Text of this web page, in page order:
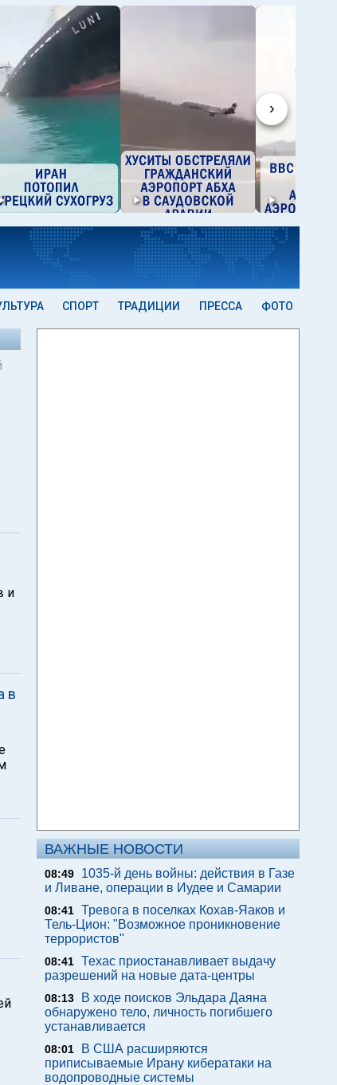
›
СПОРТ ТРАДИЦИИ ПРЕССА ФОТО
и
в
ВАЖНЫЕ НОВОСТИ
08:49
1035-й день войны: действия в Газе
и Ливане, операции в Иудее и Самарии
08:41 Тревога в поселках Кохав-Яаков и
Тель-Цион: "Возможное проникновение
террористов"
08:41 Техас приостанавливает выдачу
разрешений на новые дата-центры
08:13
В ходе поисков Эльдара Даяна
обнаружено тело, личность погибшего
устанавливается
08:01
В США расширяются
приписываемые Ирану кибератаки на
водопроводные системы